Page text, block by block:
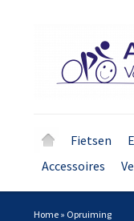
Fietsen
Accessoires
Home » Opruiming